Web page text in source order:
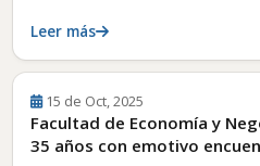
Leer más
15 de Oct, 2025
Facultad de Economía y
35 años con emotivo